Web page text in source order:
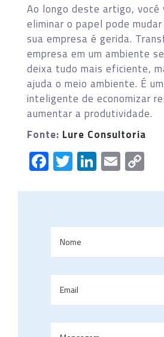
Ao longo deste artigo, você
eliminar o papel pode
sua empresa é gerida.
empresa em um ambiente
deixa tudo mais eficiente,
ajuda o meio ambiente. É
inteligente de economizar
aumentar a produtividade.
Fonte: Lure Consultoria
Facebook
Twitter
LinkedIn
Email